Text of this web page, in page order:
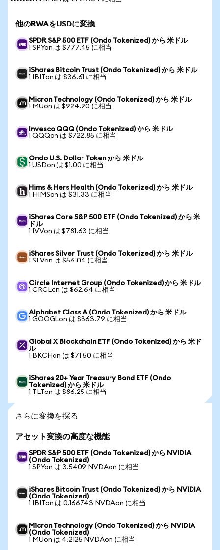
他のRWAをUSDに変換
SPDR S&P 500 ETF (Ondo Tokenized) から 米ドル
1 SPYon は $777.45 に相当
iShares Bitcoin Trust (Ondo Tokenized) から 米ドル
1 IBITon は $36.61 に相当
Micron Technology (Ondo Tokenized) から 米ドル
1 MUon は $924.90 に相当
Invesco QQQ (Ondo Tokenized) から 米ドル
1 QQQon は $722.85 に相当
Ondo U.S. Dollar Token から 米ドル
1 USDon は $1.00 に相当
Hims & Hers Health (Ondo Tokenized) から 米ドル
1 HIMSon は $31.33 に相当
iShares Core S&P 500 ETF (Ondo Tokenized) から 米
ドル
1 IVVon は $781.63 に相当
iShares Silver Trust (Ondo Tokenized) から 米ドル
1 SLVon は $56.04 に相当
Circle Internet Group (Ondo Tokenized) から 米ドル
1 CRCLon は $62.64 に相当
Alphabet Class A (Ondo Tokenized) から 米ドル
1 GOOGLon は $363.79 に相当
Global X Blockchain ETF (Ondo Tokenized) から 米ド
ル
1 BKCHon は $71.50 に相当
iShares 20+ Year Treasury Bond ETF (Ondo
Tokenized) から 米ドル
1 TLTon は $86.25 に相当
さらに変換を探る
アセット変換の高度な機能
SPDR S&P 500 ETF (Ondo Tokenized) から NVIDIA
(Ondo Tokenized)
1 SPYon は 3.5409 NVDAon に相当
iShares Bitcoin Trust (Ondo Tokenized) から NVIDIA
(Ondo Tokenized)
1 IBITon は 0.166743 NVDAon に相当
Micron Technology (Ondo Tokenized) から NVIDIA
(Ondo Tokenized)
1 MUon は 4.2125 NVDAon に相当